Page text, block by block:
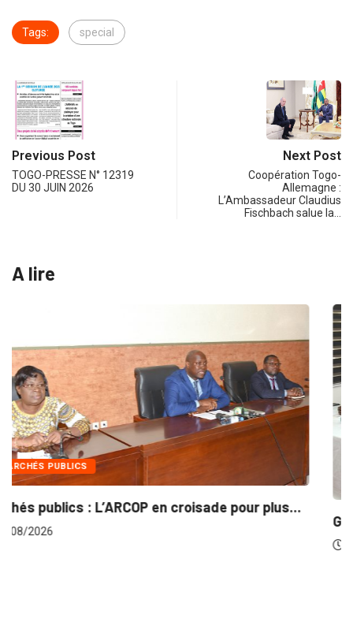
Tags: special
Previous Post
TOGO-PRESSE N° 12319
DU 30 JUIN 2026
Next Post
Coopération Togo-
Allemagne :
L’Ambassadeur Claudius
Fischbach salue la…
A lire
INTÉGRATION RÉGIONALE
Gestion concertée et durable du Bassin du...